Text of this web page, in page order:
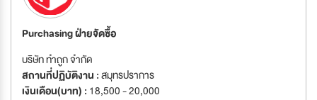
Purchasing ฝ่ายจัดซื้อ
บริษัท ทำถูก จำกัด
สถานที่ปฏิบัติงาน :สมุทรปราการ
เงินเดือน(บาท) : 18,500 - 20,000